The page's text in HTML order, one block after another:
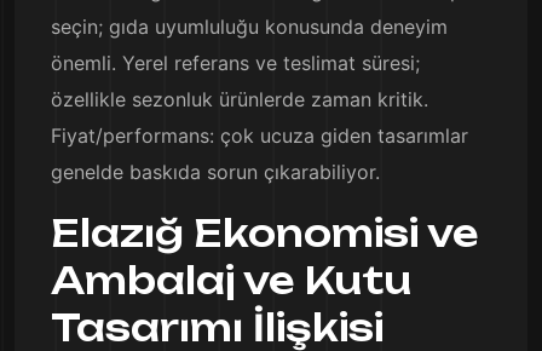
seçin; gıda uyumluluğu konusunda deneyim
önemli. Yerel referans ve teslimat süresi;
özellikle sezonluk ürünlerde zaman kritik.
Fiyat/performans: çok ucuza giden tasarımlar
genelde baskıda sorun çıkarabiliyor.
Elazığ Ekonomisi ve
Ambalaj ve Kutu
Tasarımı İlişkisi